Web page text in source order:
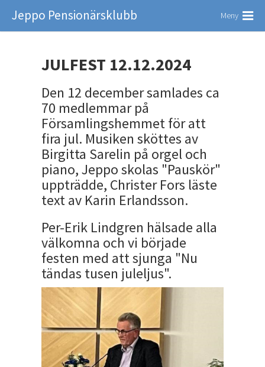
Jeppo Pensionärsklubb Meny
JULFEST 12.12.2024
Den 12 december samlades ca
70 medlemmar på
Församlingshemmet för att
fira jul. Musiken sköttes av
Birgitta Sarelin på orgel och
piano, Jeppo skolas "Pauskör"
uppträdde, Christer Fors läste
text av Karin Erlandsson.
Per-Erik Lindgren hälsade alla
välkomna och vi började
festen med att sjunga "Nu
tändas tusen juleljus".